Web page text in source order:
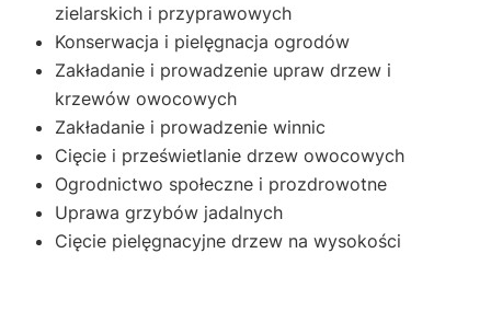
zielarskich i przyprawowych
Konserwacja i pielęgnacja ogrodów
Zakładanie i prowadzenie upraw drzew i
krzewów owocowych
Zakładanie i prowadzenie winnic
Cięcie i prześwietlanie drzew owocowych
Ogrodnictwo społeczne i prozdrowotne
Uprawa grzybów jadalnych
Cięcie pielęgnacyjne drzew na wysokości